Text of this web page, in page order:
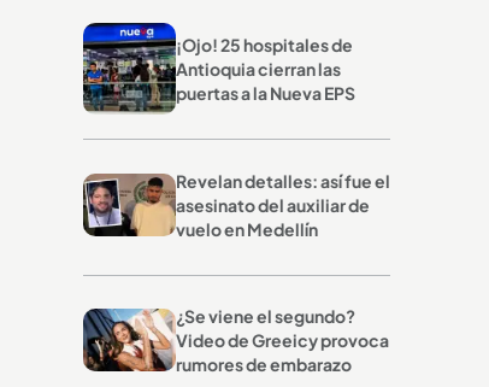
¡Ojo! 25 hospitales de
Antioquia cierran las
puertas a la Nueva EPS
Revelan detalles: así fue el
asesinato del auxiliar de
vuelo en Medellín
¿Se viene el segundo?
Video de Greeicy provoca
rumores de embarazo